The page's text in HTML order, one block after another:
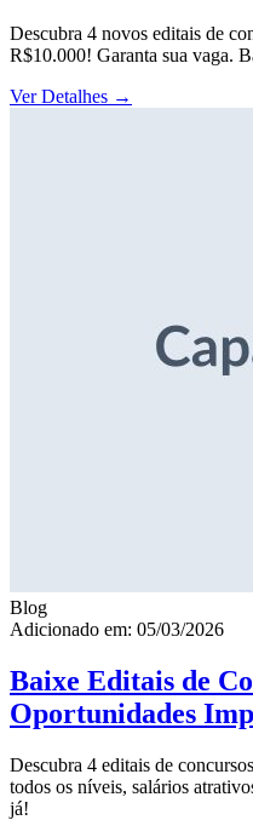
Descubra 4 novos editais de
R$10.000! Garanta sua vaga.
Ver Detalhes →
Blog
Adicionado em: 05/03/2026
Baixe Editais de
Oportunidades
Descubra 4 editais de
todos os níveis, salários
já!